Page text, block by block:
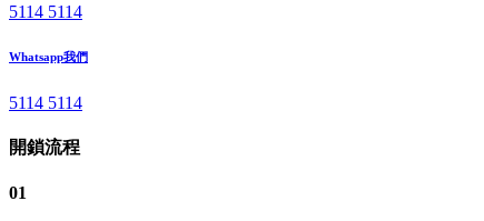
5114 5114
Whatsapp我們
5114 5114
開鎖流程
01